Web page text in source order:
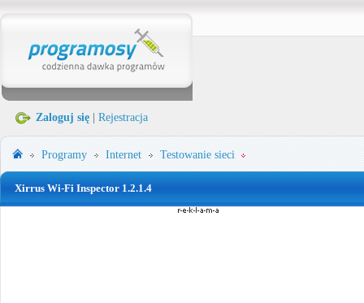
Zaloguj się Rejestracja
Programy Internet Testowanie sieci
Xirrus Wi-Fi Inspector 1.2.1.4